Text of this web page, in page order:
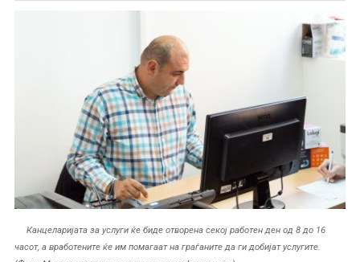
Канцеларијата за услуги ќе биде отворена секој работен ден од 8 до 16
часот, a вработените ќе им помагаат на граѓаните да ги добијат услугите.